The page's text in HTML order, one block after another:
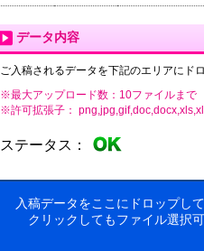
データ内容
ご入稿されるデータを下記のエリアにド
※最大アップロード数：10ファイルま
※許可拡張子：
ステータス：
入稿データをここにドロップして
クリックしてもファイル選択可